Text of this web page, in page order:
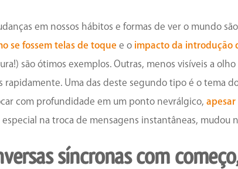
em nossos hábitos e formas de ver o mundo
se fossem telas de toque e o impacto da introdução
são ótimos exemplos. Outras, menos visíveis a
rapidamente. Uma das deste segundo tipo é o tema
com profundidade em um ponto nevrálgico,
especial na troca de mensagens instantâneas, mudou
síncronas com